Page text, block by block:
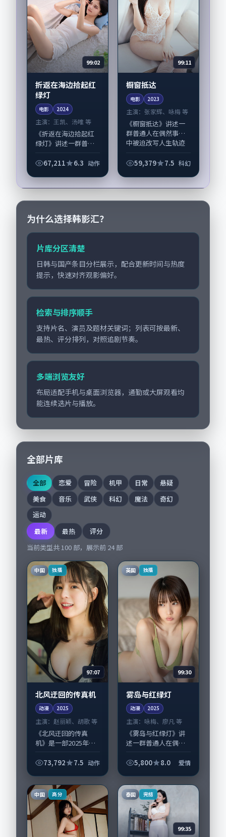
99:02
折返在海边拾起红
绿灯
电影 2024
主演： 王凯、汤唯 等
《折返在海边拾起红
绿灯》讲述一群普通
改写人生轨迹的故
务于人物刻画而非噱
头。导演刁亦男擅长
留白叙事，王凯、汤
67,211 6.3 动作
99:11
橱窗抵达
电影 2023
主演： 张家辉、咏梅 等
《橱窗抵达》讲述一
群普通人在偶然事件
中被迫改写人生轨迹
素服务于人物刻画而
博伊尔擅长留白叙
事，张家辉、咏梅的
情...
59,379 7.5 科幻
为什么选择韩影汇？
片库分区清楚
日韩与国产条目分栏展示，配合更新时间与热度
提示，快速对齐观影偏好。
检索与排序顺手
支持片名、演员及题材关键词；列表可按最新、
最热、评分排列，对照追剧节奏。
多端浏览友好
布局适配手机与桌面浏览器，通勤或大屏观看均
能连续选片与播放。
全部片库
全部 恋爱 冒险 机甲 日常
悬疑
美食
音乐 武侠 科幻 魔法
奇幻
运动
最新
最热
评分
当前类型共100 部，展示前 24部
中国 独播
97:07
北风迂回的传真机
动漫 2025
主演： 赵丽颖、胡歌 等
《北风迂回的传真
机》是一部2025年前
漫，由李沧东执导，
员亦参与重要戏份。
故事围绕当代都市中...
73,792 7.5 动作
英国 独播
99:30
雾岛与红绿灯
动漫 2025
主演： 咏梅、廖凡 等
《雾岛与红绿灯》讲
述一群普通人在偶然
轨迹的故事，爱情类
泽清擅长留白叙事，
咏梅、廖凡的情感拿...
5,800 8.0 爱情
中国 高分 泰国 完结
99:35